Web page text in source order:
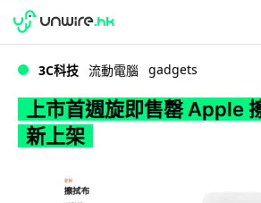
WWDC 2026
3C科技 流動電腦 gadgets
上市首週旋即售罄 Apple
新上架